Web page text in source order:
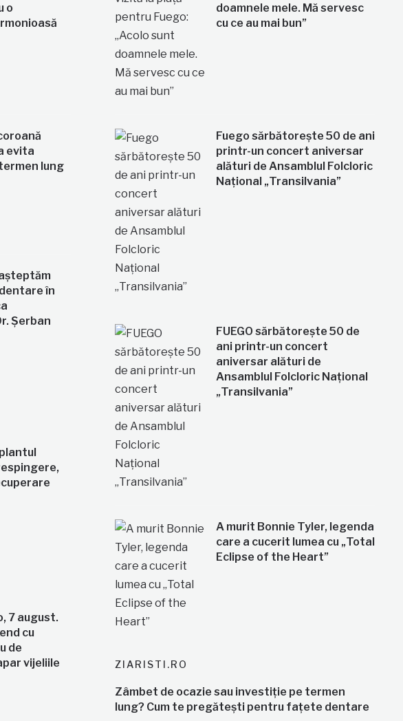
o
evita
lung
în
Șerban
7 august.
cu
de
vijeliile
doamnele mele. Mă servesc
cu ce au mai bun”
Fuego sărbătorește 50 de ani
printr-un concert aniversar
alături de Ansamblul Folcloric
Național „Transilvania”
FUEGO sărbătorește 50 de
ani printr-un concert
aniversar alături de
Ansamblul Folcloric Național
„Transilvania”
A murit Bonnie Tyler, legenda
care a cucerit lumea cu „Total
Eclipse of the Heart”
ZIARISTI.RO
Zâmbet de ocazie sau investiție pe termen
lung? Cum te pregătești pentru fațete dentare